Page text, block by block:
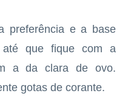
preferência e a base
até que fique com a
a da clara de ovo.
gotas de corante.